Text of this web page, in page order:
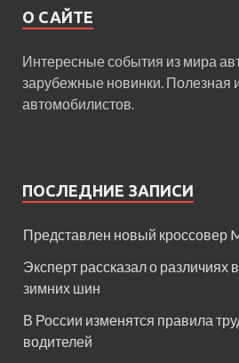
О САЙТЕ
Интересные события из мира
зарубежные новинки. Полезная
автомобилистов.
ПОСЛЕДНИЕ ЗАПИСИ
Представлен новый кроссовер
Эксперт рассказал о различиях
зимних шин
В России изменятся правила
водителей